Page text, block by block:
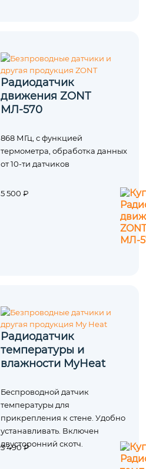
Радиодатчик
движения ZONT
МЛ-570
868 МГц, с функцией
термометра, обработка данных
от 10-ти датчиков
5 500 ₽
Радиодатчик
температуры и
влажности MyHeat
Беспроводной датчик
температуры для
прикрепления к стене. Удобно
устанавливать. Включен
двусторонний скотч.
3 490 ₽